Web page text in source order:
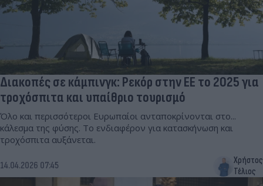
Διακοπές σε κάμπινγκ: Ρεκόρ στην ΕΕ το 2025 για
τροχόσπιτα και υπαίθριο τουρισμό
Όλο και περισσότεροι Ευρωπαίοι ανταποκρίνονται στο...
κάλεσμα της φύσης. Το ενδιαφέρον για κατασκήνωση και
τροχόσπιτα αυξάνεται.
14.04.2026 07:45
Χρήστος
Τέλιος